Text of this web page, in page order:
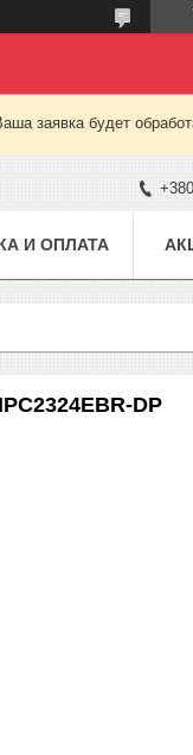
заявка будет
И ОПЛАТА
DP